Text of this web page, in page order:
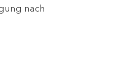
nach